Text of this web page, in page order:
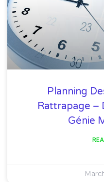
Planning
Rattrapage –
Génie